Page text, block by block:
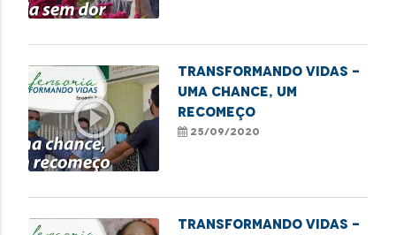
play_circle_outline
Transformando Vidas -
Uma chance, um
recomeço
25/09/2020
TRANSFORMANDO VIDAS -